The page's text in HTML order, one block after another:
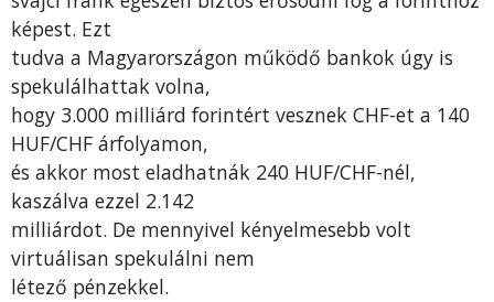
képest. Ezt
tudva a Magyarországon működő bankok úgy is
spekulálhattak volna,
hogy 3.000 milliárd forintért vesznek CHF-et a 140
HUF/CHF árfolyamon,
és akkor most eladhatnák 240 HUF/CHF-nél,
kaszálva ezzel 2.142
milliárdot. De mennyivel kényelmesebb volt
virtuálisan spekulálni nem
létező pénzekkel.